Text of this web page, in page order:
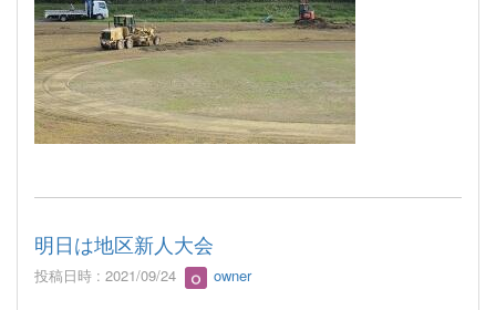
明日は地区新人大会
投稿日時 : 2021/09/24 owner